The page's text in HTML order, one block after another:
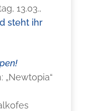
13.03.,
steht ihr
„Newtopia“